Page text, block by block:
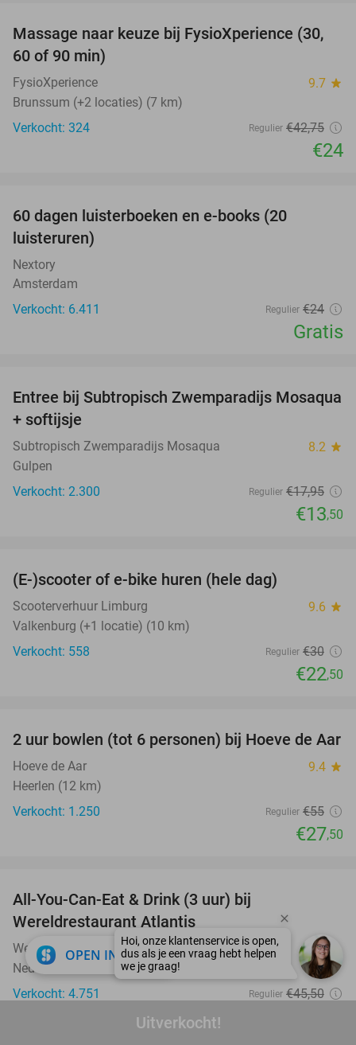
Uitverkocht!
44%
Massage naar keuze bij FysioXperience (30,
60 of 90 min)
FysioXperience 9.7 star
Brunssum (+2 locaties) (7 km)
Verkocht: 324
Regulier €42,75
€24
60 dagen luisterboeken en e-books (20
luisteruren)
Nextory
Amsterdam
Verkocht: 6.411
Regulier €24
Gratis
25%
Entree bij Subtropisch Zwemparadijs Mosaqua
+ softijsje
Subtropisch Zwemparadijs Mosaqua 8.2 star
Gulpen
Verkocht: 2.300
Regulier €17,95
€13,50
(E-)scooter of e-bike huren (hele dag)
Scooterverhuur Limburg 9.6 star
Valkenburg (+1 locatie) (10 km)
Verkocht: 558
Regulier €30
€22,50
50%
2 uur bowlen (tot 6 personen) bij Hoeve de Aar
Hoeve de Aar 9.4 star
Heerlen (12 km)
Verkocht: 1.250
Regulier €55
€27,50
All-You-Can-Eat & Drink (3 uur) bij
Wereldrestaurant Atlantis
Wereldrestaurant Atlantis Nederweert 9.4star
Nederweert
Verkocht: 4.751
Regulier €45,50
OPEN IN APP close